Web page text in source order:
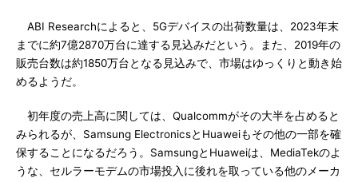
ABI Researchによると、5Gデバイスの出荷数量は、2023年末
までに約7億2870万台に達する見込みだという。また、2019年の
販売台数は約1850万台となる見込みで、市場はゆっくりと動き始
めるようだ。
初年度の売上高に関しては、Qualcommがその大半を占めると
みられるが、Samsung ElectronicsとHuaweiもその他の一部を確
保することになるだろう。SamsungとHuaweiは、MediaTekのよ
うな、セルラーモデムの市場投入に後れを取っている他のメーカ